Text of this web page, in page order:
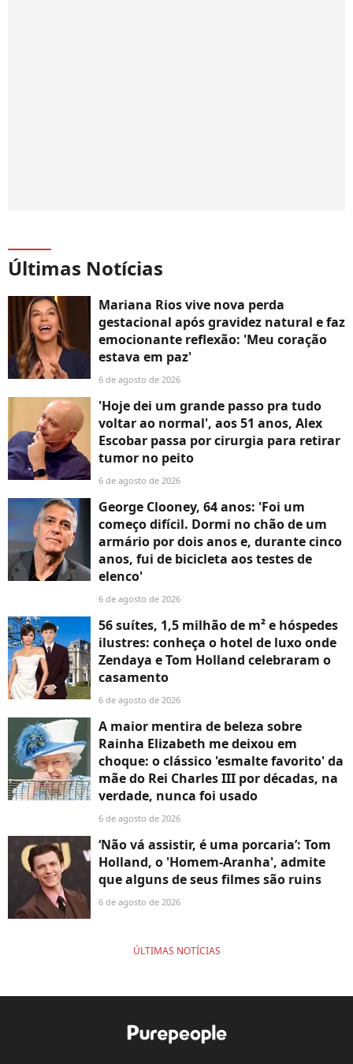
Últimas Notícias
Mariana Rios vive nova perda
gestacional após gravidez natural e faz
emocionante reflexão: 'Meu coração
estava em paz'
6 de agosto de 2026
'Hoje dei um grande passo pra tudo
voltar ao normal', aos 51 anos, Alex
Escobar passa por cirurgia para retirar
tumor no peito
6 de agosto de 2026
George Clooney, 64 anos: 'Foi um
começo difícil. Dormi no chão de um
armário por dois anos e, durante cinco
anos, fui de bicicleta aos testes de
elenco'
6 de agosto de 2026
56 suítes, 1,5 milhão de m² e hóspedes
ilustres: conheça o hotel de luxo onde
Zendaya e Tom Holland celebraram o
casamento
6 de agosto de 2026
A maior mentira de beleza sobre
Rainha Elizabeth me deixou em
choque: o clássico 'esmalte favorito' da
mãe do Rei Charles III por décadas, na
verdade, nunca foi usado
6 de agosto de 2026
‘Não vá assistir, é uma porcaria’: Tom
Holland, o 'Homem-Aranha', admite
que alguns de seus filmes são ruins
6 de agosto de 2026
ÚLTIMAS NOTÍCIAS